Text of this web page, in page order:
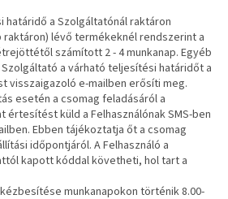
határidő a Szolgáltatónál raktáron
raktáron) lévő termékeknél rendszerint a
számított 2 - 4 munkanap. Egyéb
a várható teljesítési határidőt a
visszaigazoló e-mailben erősíti meg.
esetén a csomag feladásáról a
értesítést küld a Felhasználónak SMS-ben
Ebben tájékoztatja őt a csomag
időpontjáról. A Felhasználó a
kapott kóddal követheti, hol tart a
munkanapokon történik 8.00-